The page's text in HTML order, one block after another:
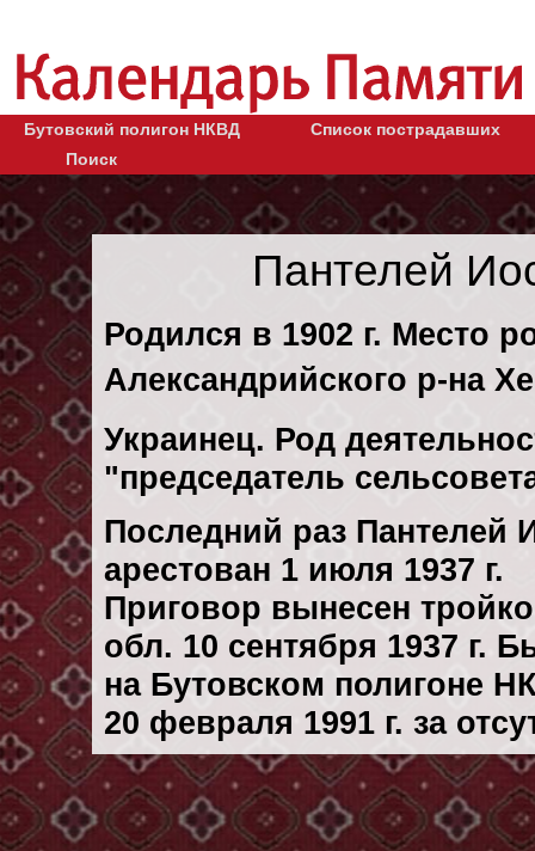
Бутовский полигон НКВД
Список пострадавших
Поиск
Пантелей
Родился в 1902 г. Место
Александрийского р-на
Украинец. Род
"председатель
Последний раз
арестован 1 июля 1937 г.
Приговор вынесен
обл. 10 сентября 1937 г.
на Бутовском полигоне
20 февраля 1991 г. за